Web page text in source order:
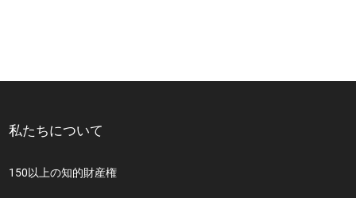
私たちについて
150以上の知的財産権